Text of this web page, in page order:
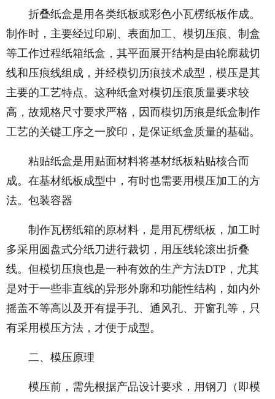
折叠纸盒是用各类纸板或彩色小瓦楞纸板作成。
制作时，主要经过印刷、表面加工、模切压痕、制盒
等工作过程纸箱纸盒，其平面展开结构是由轮廓裁切
线和压痕线组成，并经模切历痕技术成型，模压是其
主要的工艺特点。这种纸盒对模切压痕质量要求较
高，故规格尺寸要求严格，因而模切历痕是纸盒制作
工艺的关键工序之一胶印，是保证纸盒质量的基础。
粘贴纸盒是用贴面材料将基材纸板粘贴核合而
成。在基材纸板成型中，有时也需要用模压加工的方
法。包装容器
制作瓦楞纸箱的原材料，是用瓦楞纸板，加工时
多采用圆盘式分纸刀进行裁切，用压线轮滚出折叠
线。但模切压痕也是一种有效的生产方法DTP，尤其
是对于一些非直线的异形外廓和功能性结构，如内外
摇盖不等高以及开有提手孔、通风孔、开窗孔等，只
有采用模压方法，才便于成型。
二、模压原理
模压前，需先根据产品设计要求，用钢刀（即模